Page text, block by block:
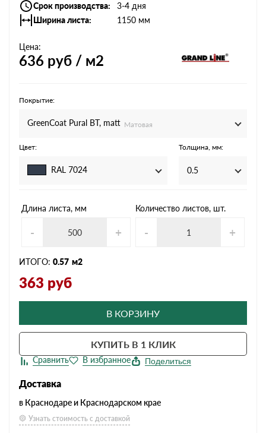
Срок производства
3-4 дня
Ширина листа
1150 мм
Цена:
636 руб / м2
Покрытие:
GreenCoat Pural BT, matt Матовая
Цвет:
RAL 7024
Толщина, мм:
0.5
Длина листа, мм
- +
Количество листов, шт.
- +
ИТОГО: 0.57 м2
363 руб
В КОРЗИНУ
КУПИТЬ В 1 КЛИК
Поделиться
Доставка
в Краснодаре и Краснодарском крае
Узнать стоимость с доставкой